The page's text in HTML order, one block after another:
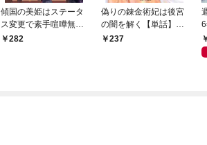
傾国の美姫はステータ
ス変更で素手喧嘩無敗
になりました【単話】
282
偽りの錬金術妃は後宮
の闇を解く【単話】
（１）
237